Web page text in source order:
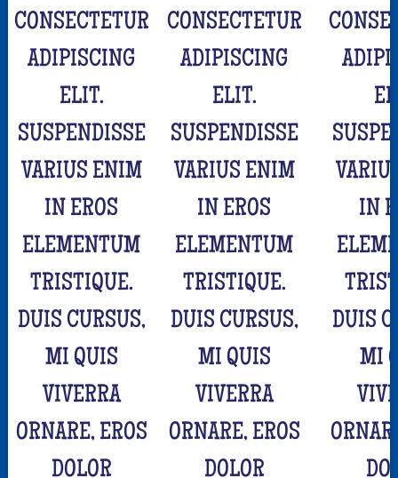
CONSECTETUR
ADIPISCING
ELIT.
SUSPENDISSE
VARIUS ENIM
IN EROS
ELEMENTUM
TRISTIQUE.
DUIS CURSUS,
MI QUIS
VIVERRA
ORNARE, EROS
DOLOR
CONSECTETUR
ADIPISCING
ELIT.
SUSPENDISSE
VARIUS ENIM
IN EROS
ELEMENTUM
TRISTIQUE.
DUIS CURSUS,
MI QUIS
VIVERRA
ORNARE, EROS
DOLOR
IN
DUIS
MI